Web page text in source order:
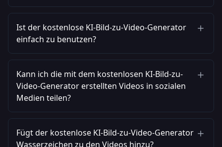
Ist der kostenlose KI-Bild-zu-Video-Generator
einfach zu benutzen?
Kann ich die mit dem kostenlosen KI-Bild-zu-
Video-Generator erstellten Videos in sozialen
Medien teilen?
Fügt der kostenlose KI-Bild-zu-Video-Generator
Wasserzeichen zu den Videos hinzu?